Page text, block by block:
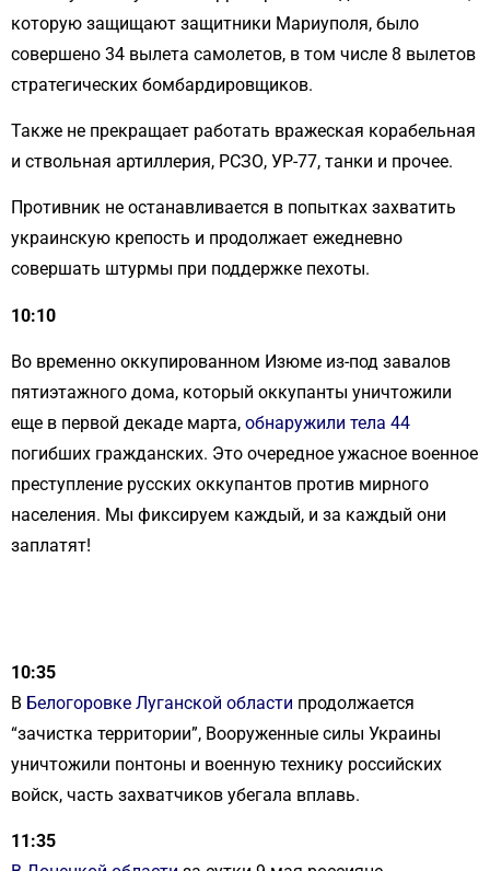
которую защищают защитники Мариуполя, было
совершено 34 вылета самолетов, в том числе 8 вылетов
стратегических бомбардировщиков.
Также не прекращает работать вражеская корабельная
и ствольная артиллерия, РСЗО, УР-77, танки и прочее.
Противник не останавливается в попытках захватить
украинскую крепость и продолжает ежедневно
совершать штурмы при поддержке пехоты.
10:10
Во временно оккупированном Изюме из-под завалов
пятиэтажного дома, который оккупанты уничтожили
еще в первой декаде марта, обнаружили тела 44
погибших гражданских. Это очередное ужасное военное
преступление русских оккупантов против мирного
населения. Мы фиксируем каждый, и за каждый они
заплатят!
10:35
В Белогоровке Луганской области продолжается
“зачистка территории”, Вооруженные силы Украины
уничтожили понтоны и военную технику российских
войск, часть захватчиков убегала вплавь.
11:35